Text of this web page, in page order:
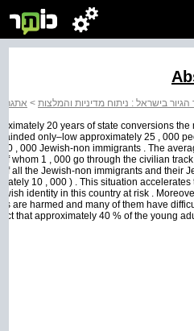
בישראל : ניתוח מדיניות והמלצות > אתגר
20 years of state conversions the
only–low approximately 25 , 000
, 000 Jewish-non immigrants . The
whom 1 , 000 go through the civilian
all the Jewish-non immigrants and their
10 , 000 ) . This situation accelerates
identity in this country at risk .
are harmed and many of them have
that approximately 40 % of the young